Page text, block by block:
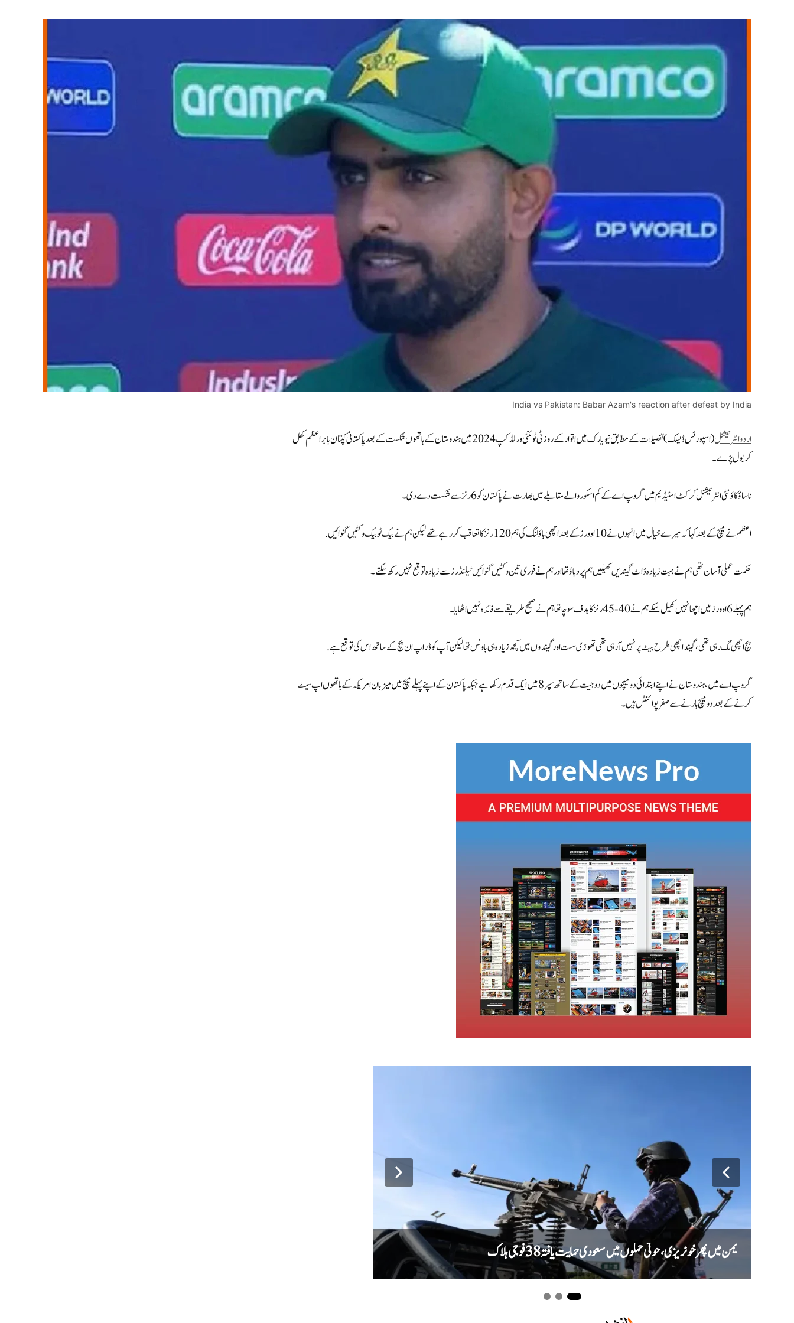
India vs Pakistan: Babar Azam's reaction after defeat by India
اردو انٹرنیشنل
(اسپورٹس ڈیسک) تفصیلات کے مطابق نیو یارک میں اتوار کے روز ٹی ٹوئنٹی ورلڈ کپ 2024 میں ہندوستان کے ہاتھوں شکست کے بعد پاکستانی کپتان بابر اعظم کھل
کر بول پڑے۔
ناساؤ کاؤنٹی انٹرنیشنل کرکٹ اسٹیڈیم میں گروپ اے کے کم اسکور والے مقابلے میں بھارت نے پاکستان کو 6 رنز سے شکست دے دی۔
اعظم نے میچ کے بعد کہا کہ میرے خیال میں انہوں نے 10 اوورز کے بعد اچھی باؤلنگ کی ہم 120 رنز کا تعاقب کر رہے تھے لیکن ہم نے بیک ٹو بیک وکٹیں گنوائیں.
حکمت عملی آسان تھی ہم نے بہت زیادہ ڈاٹ گیندیں کھیلیں ہم پر دباؤ تھا اور ہم نے فوری تین وکٹیں گنوائیں ٹیلنڈرز سے زیادہ توقع نہیں رکھ سکتے۔
ہم پہلے 6 اوورز میں اچھا نہیں کھیل سکے ہم نے 40-45 رنز کا ہدف سوچا تھا ہم نے صحیح طریقے سے فائدہ نہیں اٹھایا۔
پچ اچھی لگ رہی تھی، گیند اچھی طرح بیٹ پر نہیں آ رہی تھی تھوڑی سست اور گیندوں میں کچھ زیادہ ہی باونس تھا لیکن آپ کو ڈراپ ان پچ کے ساتھ اس کی توقع ہے.
گروپ اے میں، ہندوستان نے اپنے ابتدائی دو میچوں میں دو جیت کے ساتھ سپر 8 میں ایک قدم رکھا ہے جبکہ پاکستان کے اپنے پہلے میچ میں میزبان امریکہ کے ہاتھوں اپ سیٹ
کرنے کے بعد دو میچ ہارنے سے صفر پوائنٹس ہیں۔
یمن میں پھر خونریزی، حوثی حملوں میں سعودی حمایت یافتہ 38 فوجی ہلاک